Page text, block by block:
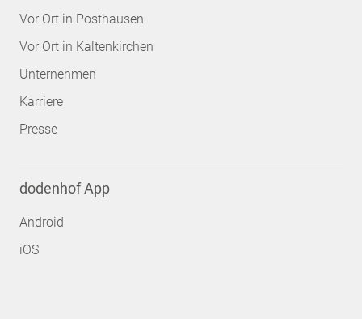
Vor Ort in Posthausen
Vor Ort in Kaltenkirchen
Unternehmen
Karriere
Presse
dodenhof App
Android
iOS